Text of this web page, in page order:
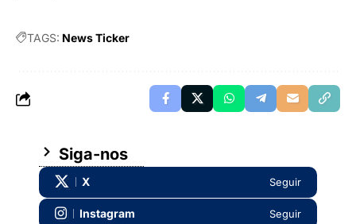
TAGS: News Ticker
Siga-nos
X Seguir
Instagram Seguir